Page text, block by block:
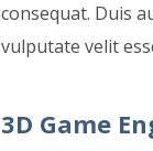
consequat. Duis
vulputate velit
3D Game